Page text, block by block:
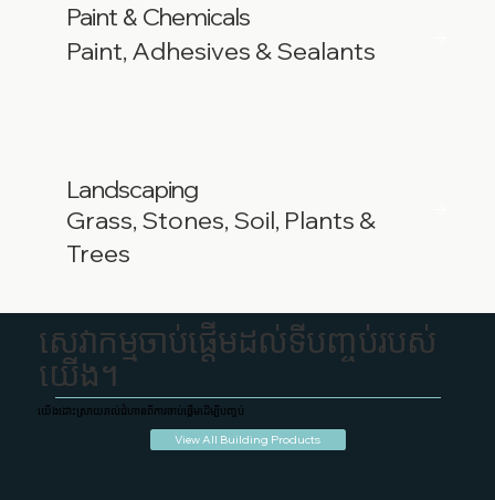
សេវាកម្មចាប់ផ្តើមដល់ទីបញ្ចប់របស់
យើង។
យើងដោះស្រាយរាល់ជំហានពីការចាប់ផ្តើមដើម្បីបញ្ចប់
View All Building Products
Paint& Chemicals
Paint, Adhesives & Sealants
Landscaping
Grass, Stones, Soil, Plants &
Trees